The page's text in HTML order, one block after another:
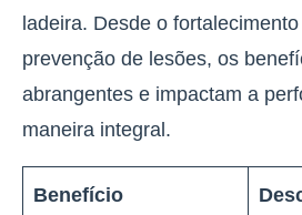
ladeira. Desde o
prevenção de lesões, os
abrangentes e impactam a
maneira integral.
Benefício